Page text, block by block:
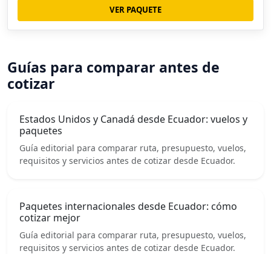
VER PAQUETE
Guías para comparar antes de
cotizar
Estados Unidos y Canadá desde Ecuador: vuelos y
paquetes
Guía editorial para comparar ruta, presupuesto, vuelos,
requisitos y servicios antes de cotizar desde Ecuador.
Paquetes internacionales desde Ecuador: cómo
cotizar mejor
Guía editorial para comparar ruta, presupuesto, vuelos,
requisitos y servicios antes de cotizar desde Ecuador.